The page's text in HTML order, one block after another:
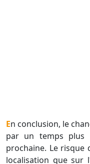
En conclusion, le changement de temps devrait débuter
par un temps plus
prochaine. Le
localisation que sur